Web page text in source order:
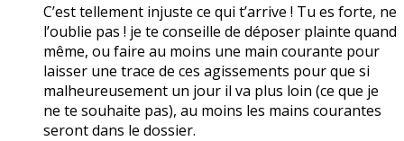
C’est tellement injuste ce qui t’arrive ! Tu es forte, ne
l’oublie pas ! je te conseille de déposer plainte quand
même, ou faire au moins une main courante pour
laisser une trace de ces agissements pour que si
malheureusement un jour il va plus loin (ce que je
ne te souhaite pas), au moins les mains courantes
seront dans le dossier.